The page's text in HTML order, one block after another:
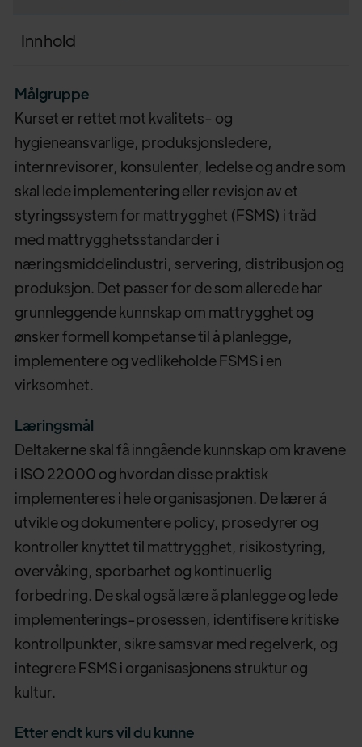
Innhold
Målgruppe
Kurset er rettet mot kvalitets- og
hygieneansvarlige, produksjonsledere,
internrevisorer, konsulenter, ledelse og andre som
skal lede implementering eller revisjon av et
styringssystem for mattrygghet (FSMS) i tråd
med mattrygghetsstandarder i
næringsmiddelindustri, servering, distribusjon og
produksjon. Det passer for de som allerede har
grunnleggende kunnskap om mattrygghet og
ønsker formell kompetanse til å planlegge,
implementere og vedlikeholde FSMS i en
virksomhet.
Læringsmål
Deltakerne skal få inngående kunnskap om kravene
i ISO 22000 og hvordan disse praktisk
implementeres i hele organisasjonen. De lærer å
utvikle og dokumentere policy, prosedyrer og
kontroller knyttet til mattrygghet, risikostyring,
overvåking, sporbarhet og kontinuerlig
forbedring. De skal også lære å planlegge og lede
implementerings-prosessen, identifisere kritiske
kontrollpunkter, sikre samsvar med regelverk, og
integrere FSMS i organisasjonens struktur og
kultur.
Etter endt kurs vil du kunne